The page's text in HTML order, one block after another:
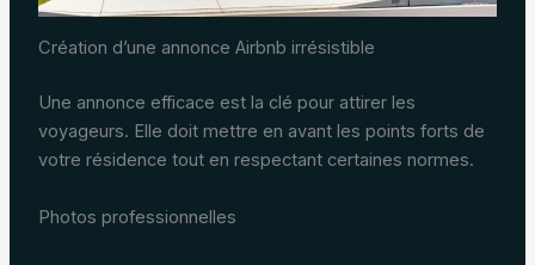
Création d’une annonce Airbnb irrésistible
Une annonce efficace est la clé pour attirer les
voyageurs. Elle doit mettre en avant les points forts de
votre résidence tout en respectant certaines normes.
Photos professionnelles